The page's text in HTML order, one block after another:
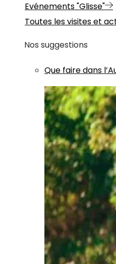
Evénements "Glisse"
Toutes les visites et
Nos suggestions
Que faire dans